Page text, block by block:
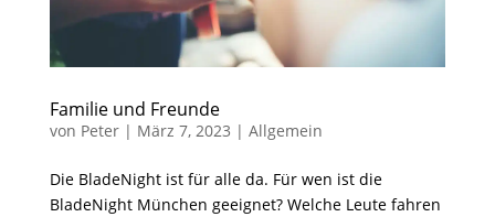
Familie und Freunde
von Peter| März 7, 2023 | Allgemein
Die BladeNight ist für alle da. Für wen ist die
BladeNight München geeignet? Welche Leute fahren